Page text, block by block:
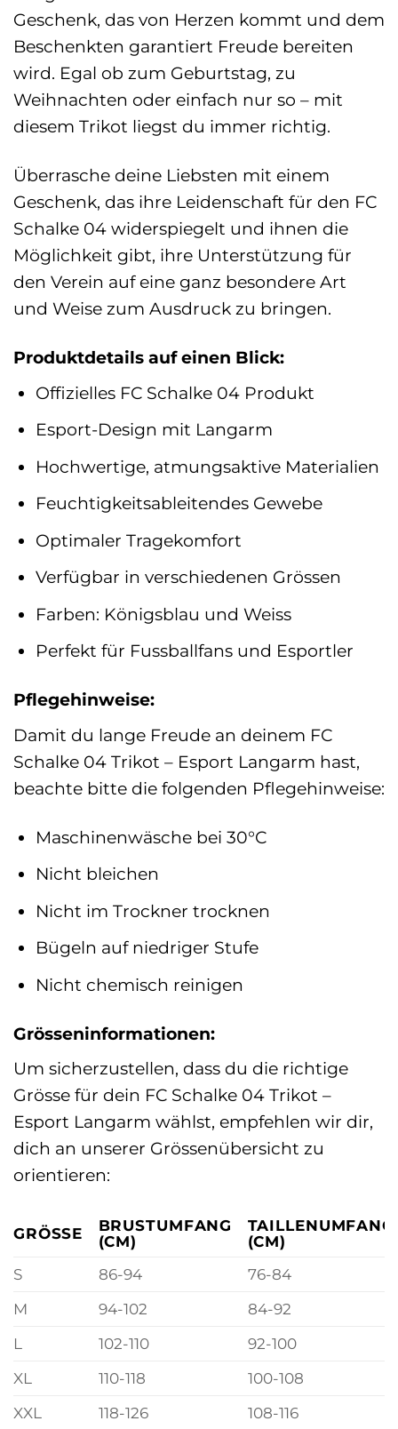
Geschenk, das von Herzen kommt und dem
Beschenkten garantiert Freude bereiten
wird. Egal ob zum Geburtstag, zu
Weihnachten oder einfach nur so – mit
diesem Trikot liegst du immer richtig.
Überrasche deine Liebsten mit einem
Geschenk, das ihre Leidenschaft für den FC
Schalke 04 widerspiegelt und ihnen die
Möglichkeit gibt, ihre Unterstützung für
den Verein auf eine ganz besondere Art
und Weise zum Ausdruck zu bringen.
Produktdetails auf einen Blick:
Offizielles FC Schalke 04 Produkt
Esport-Design mit Langarm
Hochwertige, atmungsaktive Materialien
Feuchtigkeitsableitendes Gewebe
Optimaler Tragekomfort
Verfügbar in verschiedenen Grössen
Farben: Königsblau und Weiss
Perfekt für Fussballfans und Esportler
Pflegehinweise:
Damit du lange Freude an deinem FC
Schalke 04 Trikot – Esport Langarm hast,
beachte bitte die folgenden Pflegehinweise:
Maschinenwäsche bei 30°C
Nicht bleichen
Nicht im Trockner trocknen
Bügeln auf niedriger Stufe
Nicht chemisch reinigen
Grösseninformationen:
Um sicherzustellen, dass du die richtige
Grösse für dein FC Schalke 04 Trikot –
Esport Langarm wählst, empfehlen wir dir,
dich an unserer Grössenübersicht zu
orientieren:
GRÖSSE
BRUSTUMFANG
(CM)
TAILLENUMFANG
(CM)
S
86-94
76-84
M
94-102
84-92
L
102-110
92-100
XL
110-118
100-108
XXL
118-126 108-116